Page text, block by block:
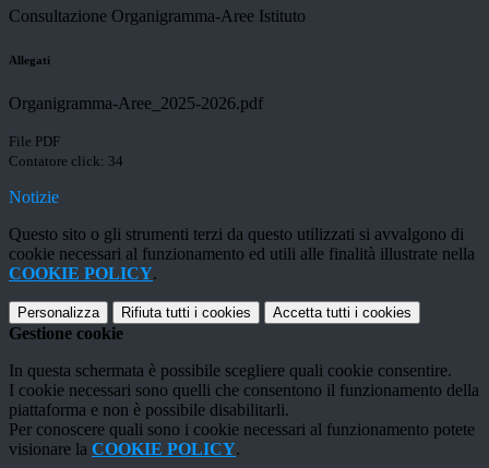
Consultazione Organigramma-Aree Istituto
Allegati
Organigramma-Aree_2025-2026.pdf
File PDF
Contatore click: 34
Notizie
Questo sito o gli strumenti terzi da questo utilizzati si avvalgono di
cookie necessari al funzionamento ed utili alle finalità illustrate nella
COOKIE POLICY.
Personalizza Rifiuta tutti i cookies Accetta tutti i cookies
Gestione cookie
In questa schermata è possibile scegliere quali cookie consentire.
I cookie necessari sono quelli che consentono il funzionamento della
piattaforma e non è possibile disabilitarli.
Per conoscere quali sono i cookie necessari al funzionamento potete
visionare la COOKIE POLICY.